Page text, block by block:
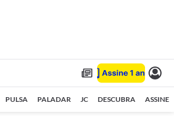
PULSA PALADAR JC DESCUBRA ASSINE